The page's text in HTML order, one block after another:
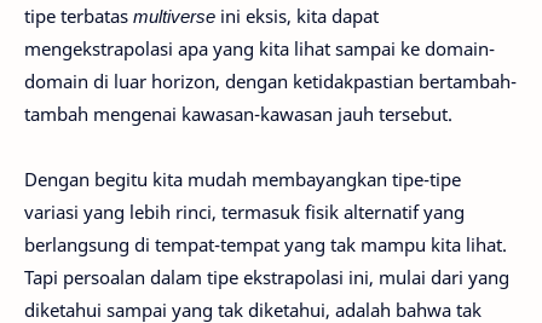
tipe terbatas multiverse ini eksis, kita dapat
mengekstrapolasi apa yang kita lihat sampai ke domain-
domain di luar horizon, dengan ketidakpastian bertambah-
tambah mengenai kawasan-kawasan jauh tersebut.
Dengan begitu kita mudah membayangkan tipe-tipe
variasi yang lebih rinci, termasuk fisik alternatif yang
berlangsung di tempat-tempat yang tak mampu kita lihat.
Tapi persoalan dalam tipe ekstrapolasi ini, mulai dari yang
diketahui sampai yang tak diketahui, adalah bahwa tak